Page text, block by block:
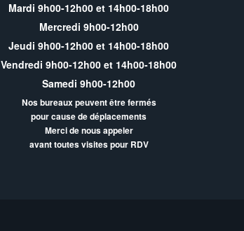
Mardi 9h00-12h00 et 14h00-18h00
Mercredi 9h00-12h00
Jeudi 9h00-12h00 et 14h00-18h00
Vendredi 9h00-12h00 et 14h00-18h00
Samedi 9h00-12h00
Nos bureaux peuvent être fermés
pour cause de déplacements
Merci de nous appeler
avant toutes visites pour RDV